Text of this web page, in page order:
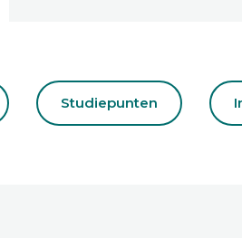
Studiepunten